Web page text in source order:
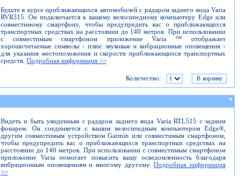
Будьте в курсе приближающихся автомобилей с радаром заднего вида Varia
RVR315. Он подключается к вашему велосипедному компьютеру Edge или
совместимому смартфону, чтобы предупредить вас о приближающихся
транспортных средствах на расстоянии до 140 метров. При использовании
с совместимым смартфоном приложение Varia ™ отображает
хорошочитаемые символы - плюс звуковые и вибрационные оповещения -
для указания местоположения и скорости приближающихся транспортных
средств. Подробная информация >>
Количество:
Видеть и быть увиденным с радаром заднего вида Varia RTL515 с задним
фонарем. Он соединяется с вашим велосипедным компьютером Edge®,
другим совместимым устройством Garmin или совместимым смартфоном,
чтобы предупредить вас о приближающихся транспортных средствах на
расстоянии до 140 метров. При использовании с совместимым смартфоном
приложение Varia помогает повысить вашу осведомленность благодаря
вибрационным оповещениям и многому другому.Подробная информация
>>